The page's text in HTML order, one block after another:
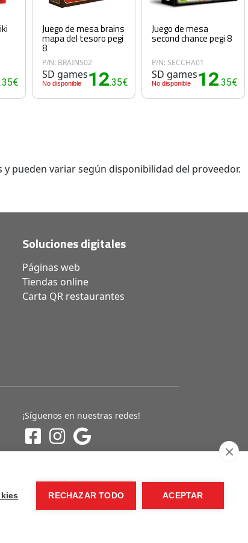
RECHAZAR TODO ACEPTAR
.35€
Juego de mesa brains
mapa del tesoro pegi
8
P/N: BRAINS02
SD games
No disponible 12.35€
Juego de mesa
second chance pegi 8
P/N: SECCHA01
SD games
No disponible 12.35€
y pueden variar según disponibilidad del proveedor.
Soluciones digitales
Páginas web
Tiendas online
Carta QR restaurantes
¡Síguenos en nuestras redes!